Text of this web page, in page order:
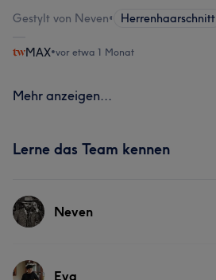
Gestylt von Neven• Herrenhaarschnitt
MAX•vor etwa 1 Monat
Mehr anzeigen...
Lerne das Team kennen
Neven
Services
Eva